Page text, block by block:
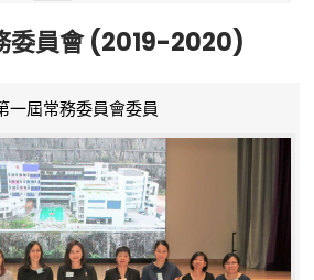
委員會 (2019-2020)
一屆常務委員會委員